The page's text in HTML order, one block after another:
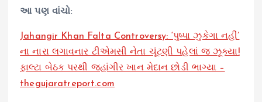
આ પણ વાંચો:
Jahangir Khan Falta Controversy: ‘પુષ્પા ઝુકેગા નહીં’
ના નારા લગાવનાર ટીએમસી નેતા ચૂંટણી પહેલાં જ ઝૂક્યા!
ફાલ્ટા બેઠક પરથી જહાંગીર ખાન મેદાન છોડી ભાગ્યા –
thegujaratreport.com